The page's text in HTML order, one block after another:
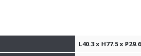
L40.3 x H77.5 x P29.6